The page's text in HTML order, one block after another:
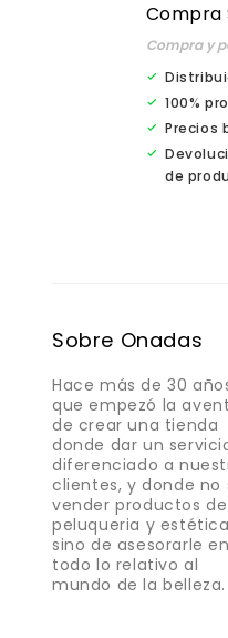
Compra
Compra y
100%
Precios
de
Sobre Onadas
Hace más de 30
que empezó la
de crear una tienda
donde dar un
diferenciado a
clientes, y donde no
vender productos de
peluqueria y estética
sino de asesorarle en
todo lo relativo al
mundo de la belleza.